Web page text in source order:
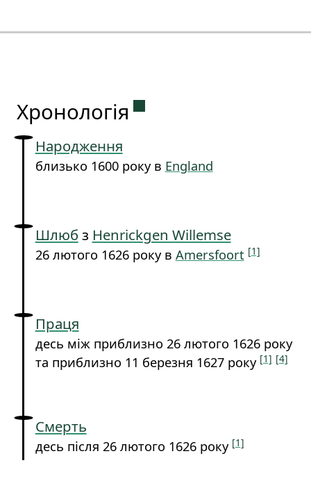
Хронологія Постійне посилання
Народження
близько 1600 року в England
Шлюб з Henrickgen Willemse
26 лютого 1626 року в Amersfoort [1]
Праця
десь між приблизно 26 лютого 1626 року
та приблизно 11 березня 1627 року [1] [4]
Смерть
десь після 26 лютого 1626 року [1]